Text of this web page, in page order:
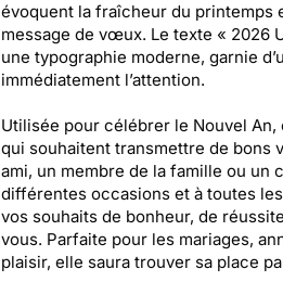
évoquent la fraîcheur du printemps
message de vœux. Le texte « 2026
une typographie moderne, garnie
immédiatement l’attention.
Utilisée pour célébrer le Nouvel
qui souhaitent transmettre de bons
ami, un membre de la famille ou un
différentes occasions et à toutes
vos souhaits de bonheur, de
vous. Parfaite pour les mariages,
plaisir, elle saura trouver sa place